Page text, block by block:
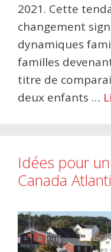
2021. Cette
changement
dynamiques
familles
titre de
deux enfants …
Idées pour
Canada